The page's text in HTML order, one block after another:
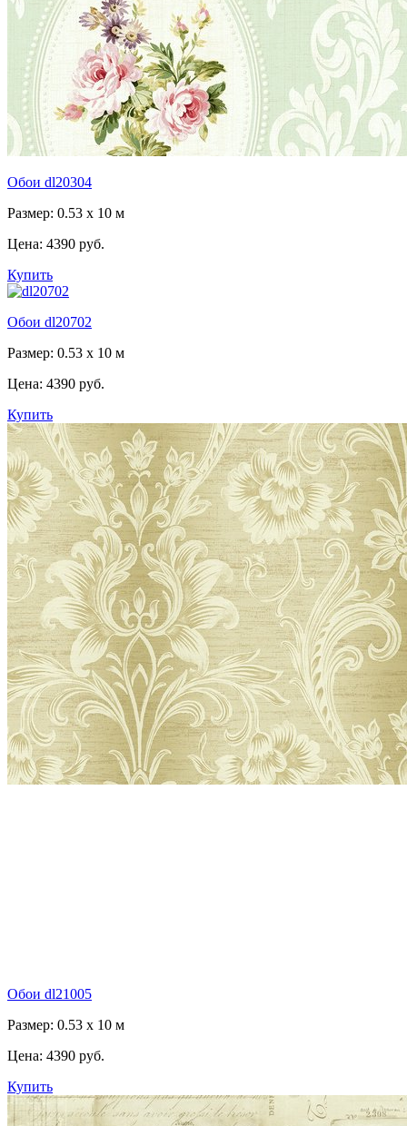
Обои dl20304
Размер: 0.53 x 10 м
Цена: 4390 руб.
Купить
Обои dl20702
Размер: 0.53 x 10 м
Цена: 4390 руб.
Купить
Обои dl21005
Размер: 0.53 x 10 м
Цена: 4390 руб.
Купить